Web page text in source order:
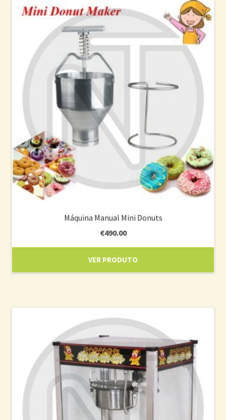
Máquina Manual Mini Donuts
€490.00
VER PRODUTO